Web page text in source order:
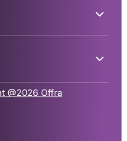
@2026 Offra